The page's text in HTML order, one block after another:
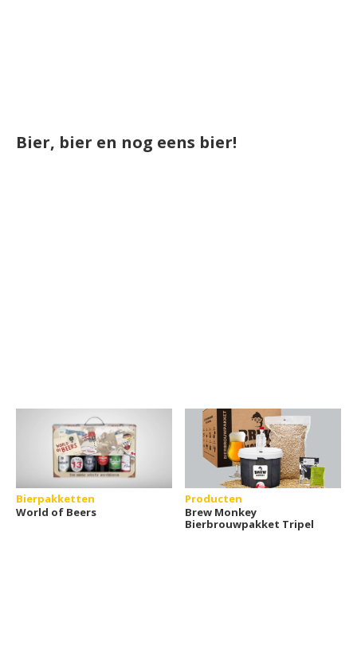
Bier, bier en nog eens bier!
Bierpakketten
World of Beers
Producten
Brew Monkey
Bierbrouwpakket Tripel